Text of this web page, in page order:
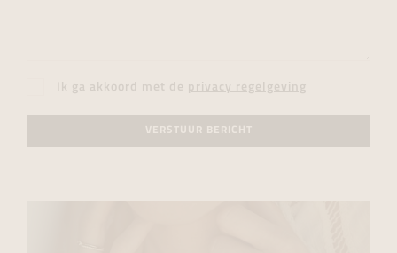
Ik ga akkoord met de privacy regelgeving
VERSTUUR BERICHT